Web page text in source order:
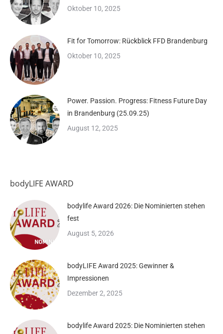
Oktober 10, 2025
Fit for Tomorrow: Rückblick FFD Brandenburg
Oktober 10, 2025
Power. Passion. Progress: Fitness Future Day
in Brandenburg (25.09.25)
August 12, 2025
bodyLIFE AWARD
bodylife Award 2026: Die Nominierten stehen
fest
August 5, 2026
bodyLIFE Award 2025: Gewinner &
Impressionen
Dezember 2, 2025
bodylife Award 2025: Die Nominierten stehen